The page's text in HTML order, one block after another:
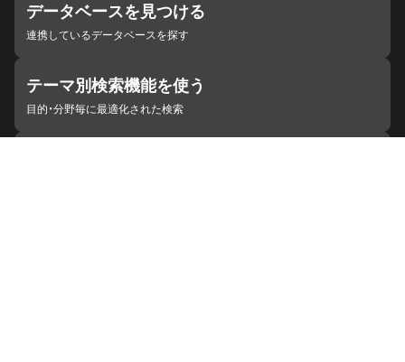
データベースを見つける
連携しているデータベースを探す
テーマ別検索機能を使う
目的・分野毎に最適化された検索